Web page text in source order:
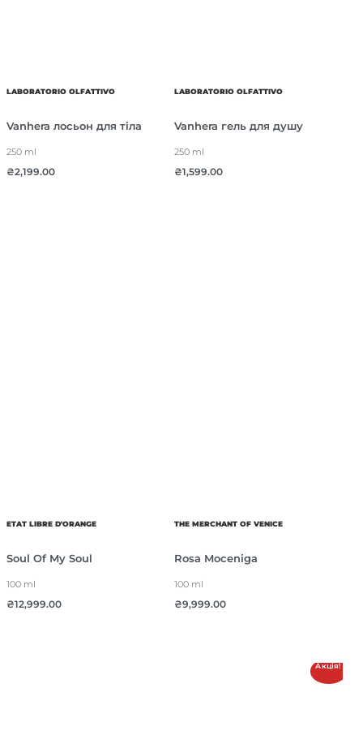
LABORATORIO OLFATTIVO
Vanhera лосьон для тіла
250 ml
₴2,199.00
LABORATORIO OLFATTIVO
Vanhera гель для душу
250 ml
₴1,599.00
ETAT LIBRE D'ORANGE
Soul Of My Soul
100 ml
₴12,999.00
THE MERCHANT OF VENICE
Rosa Moceniga
100 ml
₴9,999.00
Акція!